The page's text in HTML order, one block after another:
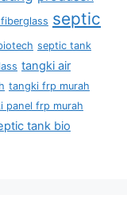
septic
septic tank
tangki air
tangki frp murah
panel frp murah
tank bio